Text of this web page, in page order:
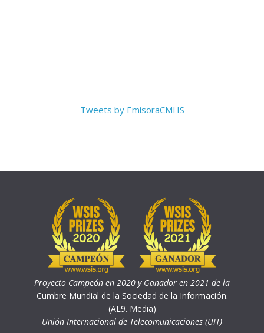
Tweets by EmisoraCMHS
Proyecto Campeón en 2020 y Ganador en 2021 de la
Cumbre Mundial de la Sociedad de la Información.
(AL9. Media)
Unión Internacional de Telecomunicaciones (UIT)